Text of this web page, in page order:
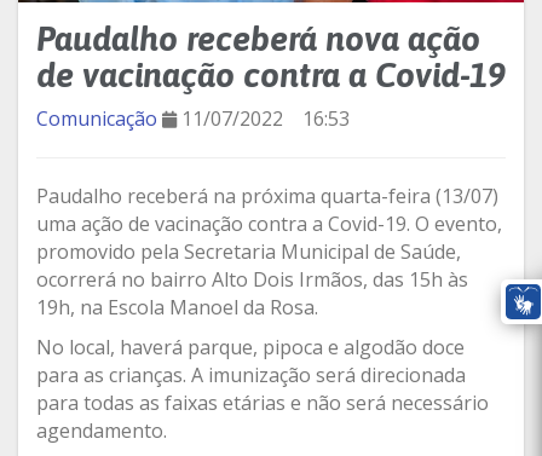
Paudalho receberá nova ação
de vacinação contra a Covid-19
Comunicação 11/07/2022 16:53
Paudalho receberá na próxima quarta-feira (13/07)
uma ação de vacinação contra a Covid-19. O evento,
promovido pela Secretaria Municipal de Saúde,
ocorrerá no bairro Alto Dois Irmãos, das 15h às
19h, na Escola Manoel da Rosa.
No local, haverá parque, pipoca e algodão doce
para as crianças. A imunização será direcionada
para todas as faixas etárias e não será necessário
agendamento.